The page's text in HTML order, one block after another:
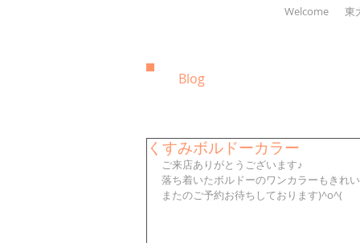
Welcome 東
Blog
くすみボルドーカラー
ご来店ありがとうございます♪
落ち着いたボルドーのワンカラーもきれ
またのご予約お待ちしております)^o^(